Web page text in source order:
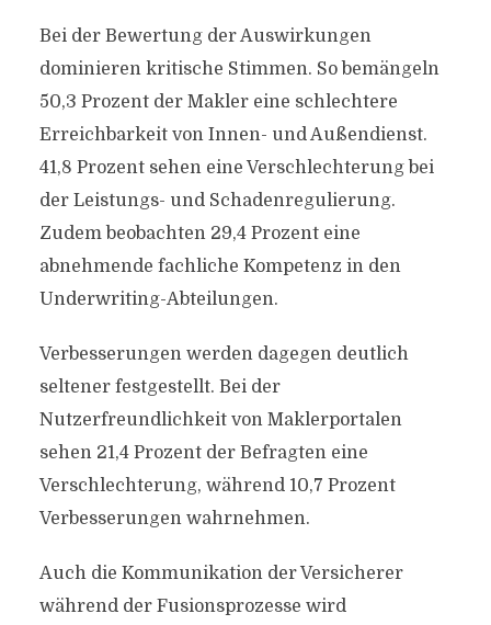
Bei der Bewertung der Auswirkungen
dominieren kritische Stimmen. So bemängeln
50,3 Prozent der Makler eine schlechtere
Erreichbarkeit von Innen- und Außendienst.
41,8 Prozent sehen eine Verschlechterung bei
der Leistungs- und Schadenregulierung.
Zudem beobachten 29,4 Prozent eine
abnehmende fachliche Kompetenz in den
Underwriting-Abteilungen.
Verbesserungen werden dagegen deutlich
seltener festgestellt. Bei der
Nutzerfreundlichkeit von Maklerportalen
sehen 21,4 Prozent der Befragten eine
Verschlechterung, während 10,7 Prozent
Verbesserungen wahrnehmen.
Auch die Kommunikation der Versicherer
während der Fusionsprozesse wird